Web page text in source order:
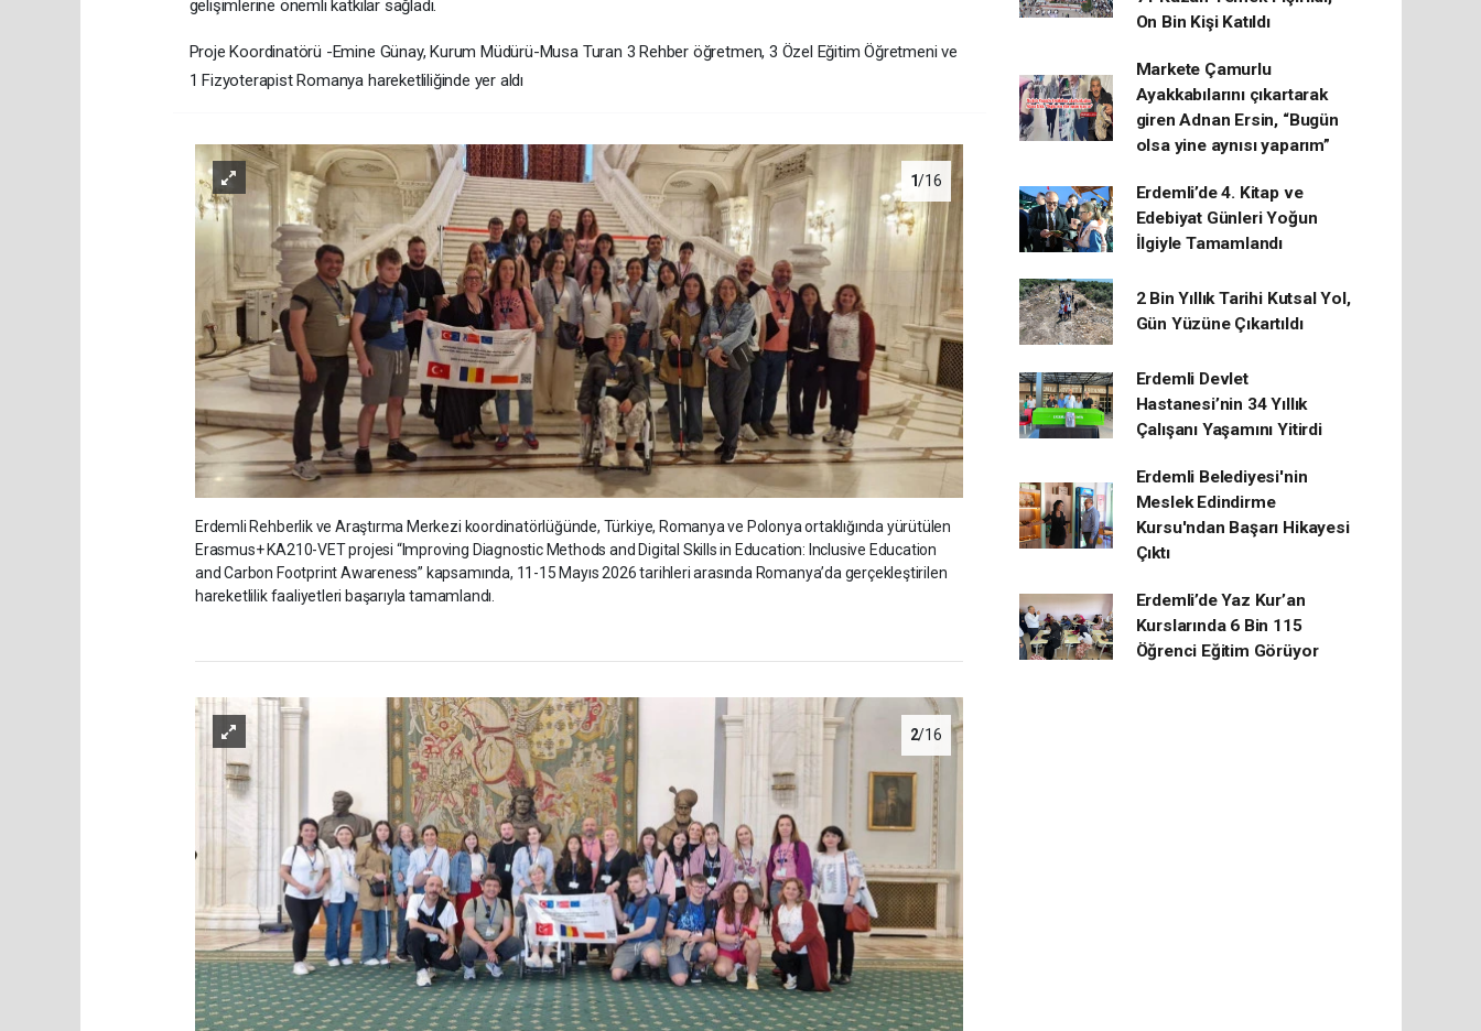
gelişimlerine önemli katkılar sağladı.
Proje Koordinatörü -Emine Günay, Kurum Müdürü-Musa Turan 3 Rehber öğretmen, 3 Özel Eğitim Öğretmeni ve
1 Fizyoterapist Romanya hareketliliğinde yer aldı
1/16
Erdemli Rehberlik ve Araştırma Merkezi koordinatörlüğünde, Türkiye, Romanya ve Polonya ortaklığında yürütülen
Erasmus+ KA210-VET projesi “Improving Diagnostic Methods and Digital Skills in Education: Inclusive Education
and Carbon Footprint Awareness” kapsamında, 11-15 Mayıs 2026 tarihleri arasında Romanya’da gerçekleştirilen
hareketlilik faaliyetleri başarıyla tamamlandı.
2/16
On Bin Kişi Katıldı
Markete Çamurlu
Ayakkabılarını çıkartarak
giren Adnan Ersin, “Bugün
olsa yine aynısı yaparım”
Erdemli’de 4. Kitap ve
Edebiyat Günleri Yoğun
İlgiyle Tamamlandı
2 Bin Yıllık Tarihi Kutsal Yol,
Gün Yüzüne Çıkartıldı
Erdemli Devlet
Hastanesi’nin 34 Yıllık
Çalışanı Yaşamını Yitirdi
Erdemli Belediyesi'nin
Meslek Edindirme
Kursu'ndan Başarı Hikayesi
Çıktı
Erdemli’de Yaz Kur’an
Kurslarında 6 Bin 115
Öğrenci Eğitim Görüyor